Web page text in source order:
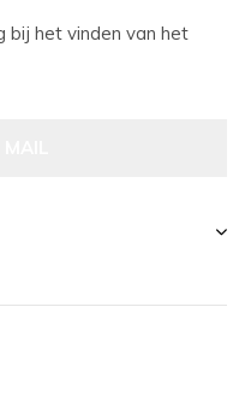
bij het vinden van het